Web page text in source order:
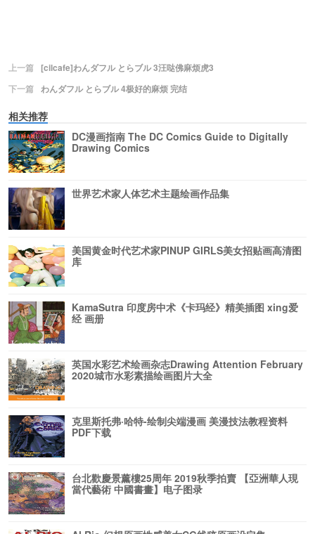
上一篇
[cilcafe]わんダフル とらブル 3汪哒佛麻烦虎3
下一篇 わんダフル とらブル 4极好的麻烦 完结
相关推荐
DC漫画指南 The DC Comics Guide to Digitally
Drawing Comics
世界艺术家人体艺术主题绘画作品集
美国黄金时代艺术家PINUP GIRLS美女招贴画高清图
库
KamaSutra 印度房中术《卡玛经》精美插图 xing爱
经 画册
英国水彩艺术绘画杂志Drawing Attention February
2020城市水彩素描绘画图片大全
克里斯托弗·哈特-绘制尖端漫画 美漫技法教程资料
PDF下载
台北歡慶景薰樓25周年 2019秋季拍賣 【亞洲華人現
當代藝術 中國書畫】电子图录